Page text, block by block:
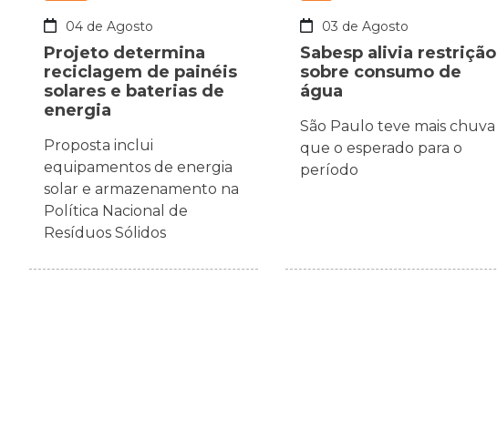
04 de Agosto
Projeto determina
reciclagem de painéis
solares e baterias de
energia
Proposta inclui
equipamentos de energia
solar e armazenamento na
Política Nacional de
Resíduos Sólidos
03 de Agosto
Sabesp alivia restrição
sobre consumo de
água
São Paulo teve mais chuva
que o esperado para o
período